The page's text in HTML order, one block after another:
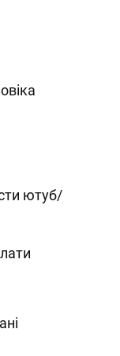
ютуб/